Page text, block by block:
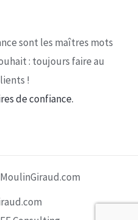
sont les maîtres mots
: toujours faire au
!
de confiance.